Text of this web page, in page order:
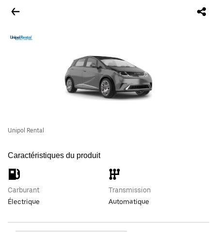
Unipol Rental
Caractéristiques du produit
Carburant
Électrique
Transmission
Automatique